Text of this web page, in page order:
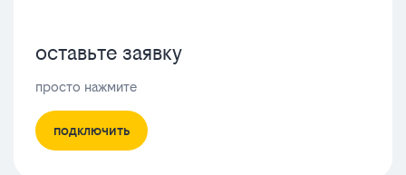
оставьте заявку
просто нажмите
подключить